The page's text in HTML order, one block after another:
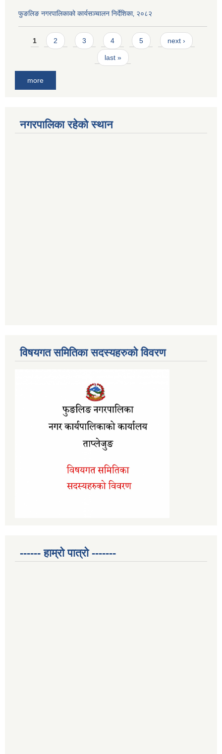
फुङलिङ नगरपालिकाको कार्यसञ्चालन निर्देशिका‚ २०८२
Pages
1 2 3 4 5 next ›
last »
more
नगरपालिका रहेको स्थान
विषयगत समितिका सदस्यहरुको विवरण
------ हाम्रो पात्रो -------